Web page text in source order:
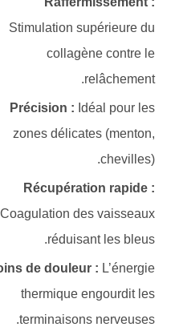
Stimulation supérieure du
collagène contre le
relâchement.
Précision :Idéal pour les
zones délicates (menton,
chevilles).
Récupération rapide :
Coagulation des vaisseaux
réduisant les bleus.
Moins de douleur :L’énergie
thermique engourdit les
terminaisons nerveuses.